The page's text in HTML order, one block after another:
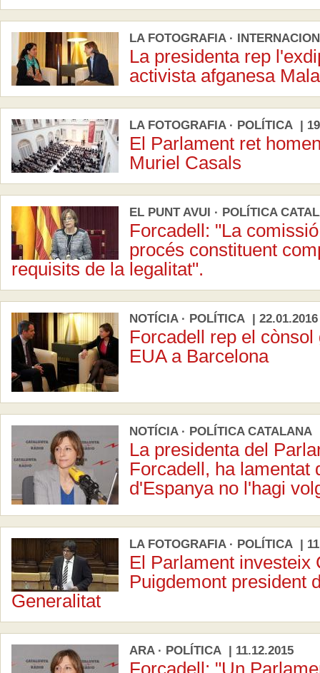
LA FOTOGRAFIA ·
La presidenta rep
activista afganesa
LA FOTOGRAFIA · POLÍTICA |
El Parlament ret
Muriel Casals
EL PUNT AVUI · POLÍTICA
Forcadell: "La
procés constituent
requisits de la legalitat".
NOTÍCIA · POLÍTICA | 22.01.2016
Forcadell rep el cònsol
EUA a Barcelona
NOTÍCIA · POLÍTICA CATALANA
La presidenta del
Forcadell, ha lamentat
d'Espanya no l'hagi
LA FOTOGRAFIA · POLÍTICA |
El Parlament investeix
Puigdemont president
Generalitat
ARA · POLÍTICA | 11.12.2015
Forcadell: "Un